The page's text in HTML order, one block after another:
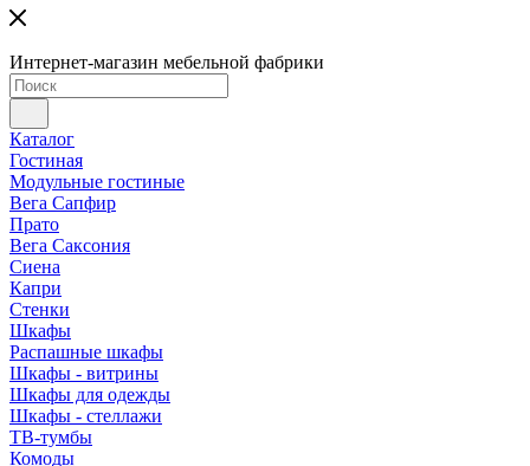
Интернет-магазин мебельной фабрики
Каталог
Гостиная
Модульные гостиные
Вега Сапфир
Прато
Вега Саксония
Сиена
Капри
Стенки
Шкафы
Распашные шкафы
Шкафы - витрины
Шкафы для одежды
Шкафы - стеллажи
ТВ-тумбы
Комоды